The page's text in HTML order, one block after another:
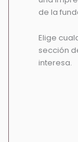
de la
Elige
sección
interesa.